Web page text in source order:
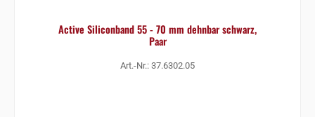
Active Siliconband 55 - 70 mm dehnbar schwarz,
Paar
Art.-Nr.: 37.6302.05